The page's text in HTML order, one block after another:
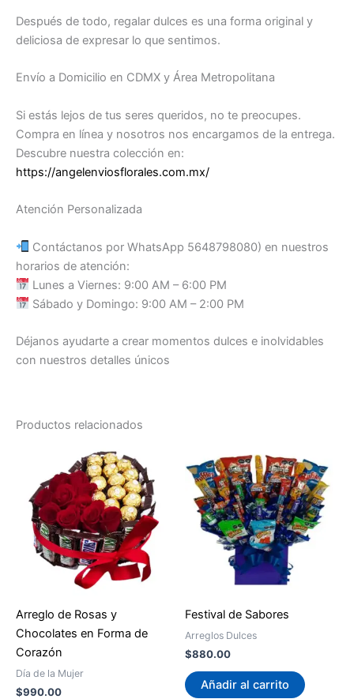
Después de todo, regalar dulces es una forma original y
deliciosa de expresar lo que sentimos.
Envío a Domicilio en CDMX y Área Metropolitana
Si estás lejos de tus seres queridos, no te preocupes.
Compra en línea y nosotros nos encargamos de la entrega.
Descubre nuestra colección en:
https://angelenviosflorales.com.mx/
Atención Personalizada
Contáctanos por WhatsApp 5648798080) en nuestros
horarios de atención:
Lunes a Viernes: 9:00 AM – 6:00 PM
Sábado y Domingo: 9:00 AM – 2:00 PM
Déjanos ayudarte a crear momentos dulces e inolvidables
con nuestros detalles únicos
Productos relacionados
Arreglo de Rosas y
Chocolates en Forma de
Corazón
Día de la Mujer
$990.00
Festival de Sabores
Arreglos Dulces
$880.00
Añadir al carrito